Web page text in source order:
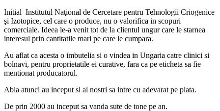
Initial Institutul Naţional de Cercetare pentru Tehnologii Criogenice
şi Izotopice, cel care o produce, nu o valorifica in scopuri
comerciale. Ideea le-a venit tot de la clientul ungur care le starnea
interesul prin cantitatile mari pe care le cumpara.
Au aflat ca acesta o imbutelia si o vindea in Ungaria catre clinici si
bolnavi, pentru proprietatile ei curative, fara ca pe eticheta sa fie
mentionat producatorul.
Abia atunci au inceput si ai nostri sa intre cu adevarat pe piata.
De prin 2000 au inceput sa vanda sute de tone pe an.